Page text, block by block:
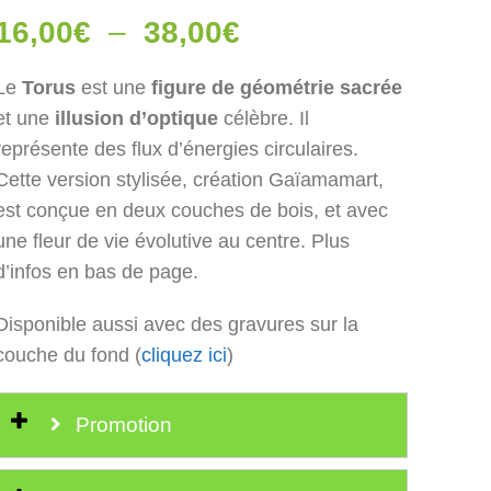
€ – 38,00€Plage
prix :
16,00€
à
38,00€
Torusest une figure de géométrie sacrée
une illusion d’optiquecélèbre. Il
des flux d’énergies circulaires.
version stylisée, création Gaïamamart,
conçue en deux couches de bois, et avec
fleur de vie évolutive au centre. Plus
en bas de page.
aussi avec des gravures sur la
du fond (cliquez ici)
Promotion